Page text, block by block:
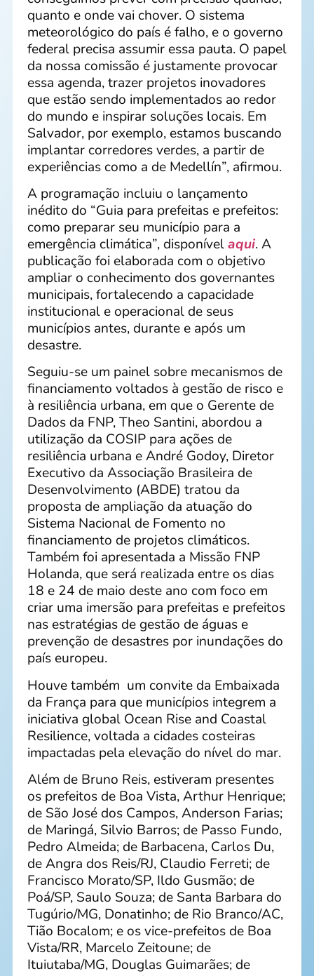
quanto e onde vai chover. O sistema
meteorológico do país é falho, e o governo
federal precisa assumir essa pauta. O papel
da nossa comissão é justamente provocar
essa agenda, trazer projetos inovadores
que estão sendo implementados ao redor
do mundo e inspirar soluções locais. Em
Salvador, por exemplo, estamos buscando
implantar corredores verdes, a partir de
experiências como a de Medellín”, afirmou.
A programação incluiu o lançamento
inédito do “Guia para prefeitas e prefeitos:
como preparar seu município para a
emergência climática”, disponívelaqui. A
publicação foi elaborada com o objetivo
ampliar o conhecimento dos governantes
municipais, fortalecendo a capacidade
institucional e operacional de seus
municípios antes, durante e após um
desastre.
Seguiu-se um painel sobre mecanismos de
financiamento voltados à gestão de risco e
à resiliência urbana, em que o Gerente de
Dados da FNP, Theo Santini, abordou a
utilização da COSIP para ações de
resiliência urbana e André Godoy, Diretor
Executivo da Associação Brasileira de
Desenvolvimento (ABDE) tratou da
proposta de ampliação da atuação do
Sistema Nacional de Fomento no
financiamento de projetos climáticos.
Também foi apresentada a Missão FNP
Holanda, que será realizada entre os dias
18 e 24 de maio deste ano com foco em
criar uma imersão para prefeitas e prefeitos
nas estratégias de gestão de águas e
prevenção de desastres por inundações do
país europeu.
Houve também um convite da Embaixada
da França para que municípios integrem a
iniciativa global Ocean Rise and Coastal
Resilience, voltada a cidades costeiras
impactadas pela elevação do nível do mar.
Além de Bruno Reis, estiveram presentes
os prefeitos de Boa Vista, Arthur Henrique;
de São José dos Campos, Anderson Farias;
de Maringá, Silvio Barros; de Passo Fundo,
Pedro Almeida; de Barbacena, Carlos Du,
de Angra dos Reis/RJ, Claudio Ferreti; de
Francisco Morato/SP, Ildo Gusmão; de
Poá/SP, Saulo Souza; de Santa Barbara do
Tugúrio/MG, Donatinho; de Rio Branco/AC,
Tião Bocalom; e os vice-prefeitos de Boa
Vista/RR, Marcelo Zeitoune; de
Ituiutaba/MG, Douglas Guimarães; de